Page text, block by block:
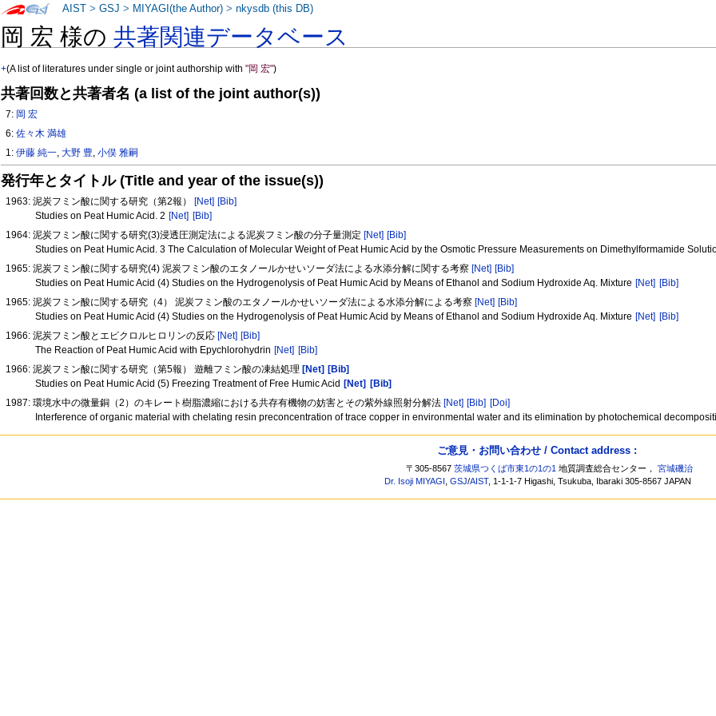
岡 宏 様の共著関連データベース
+(A list of literatures under single or joint authorship with"岡 宏")
共著回数と共著者名 (a list of the joint author(s))
7: 岡 宏
6:佐々木 満雄
1:伊藤 純一,大野 豊,小俣 雅嗣
発行年とタイトル (Title and year of the issue(s))
1963: 泥炭フミン酸に関する研究（第2報） [Net] [Bib]
Studies on Peat Humic Acid. 2 [Net] [Bib]
1964: 泥炭フミン酸に関する研究(3)浸透圧測定法による泥炭フミン酸の分子量測定 [Net] [Bib]
Studies on Peat Humic Acid. 3 The Calculation of Molecular Weight of Peat Humic Acid by the Osmotic Pressure Measurements on Dimethylformamide
1965: 泥炭フミン酸に関する研究(4) 泥炭フミン酸のエタノールかせいソーダ法による水添分解に関する考察 [Net] [Bib]
Studies on Peat Humic Acid (4) Studies on the Hydrogenolysis of Peat Humic Acid by Means of Ethanol and Sodium Hydroxide Aq. Mixture [Net] [Bib]
1965: 泥炭フミン酸に関する研究（4） 泥炭フミン酸のエタノールかせいソーダ法による水添分解による考察 [Net] [Bib]
Studies on Peat Humic Acid (4) Studies on the Hydrogenolysis of Peat Humic Acid by Means of Ethanol and Sodium Hydroxide Aq. Mixture [Net] [Bib]
1966: 泥炭フミン酸とエピクロルヒロリンの反応 [Net] [Bib]
The Reaction of Peat Humic Acid with Epychlorohydrin [Net] [Bib]
1966: 泥炭フミン酸に関する研究（第5報） 遊離フミン酸の凍結処理 [Net] [Bib]
Studies on Peat Humic Acid (5) Freezing Treatment of Free Humic Acid [Net]
[Bib]
1987: 環境水中の微量銅（2）のキレート樹脂濃縮における共存有機物の妨害とその紫外線照射分解法 [Net] [Bib] [Doi]
Interference of organic material with chelating resin preconcentration of trace copper in environmental water and its elimination by photochemical
AIST >GSJ > MIYAGI(the Author) >nkysdb (this DB)
ご意見・お問い合わせ / Contact address :
〒305-8567茨城県つくば市東1の1の1 地質調査総合センター，宮城磯治
Dr. Isoji MIYAGI
,GSJ/AIST, 1-1-1-7 Higashi, Tsukuba, Ibaraki 305-8567 JAPAN